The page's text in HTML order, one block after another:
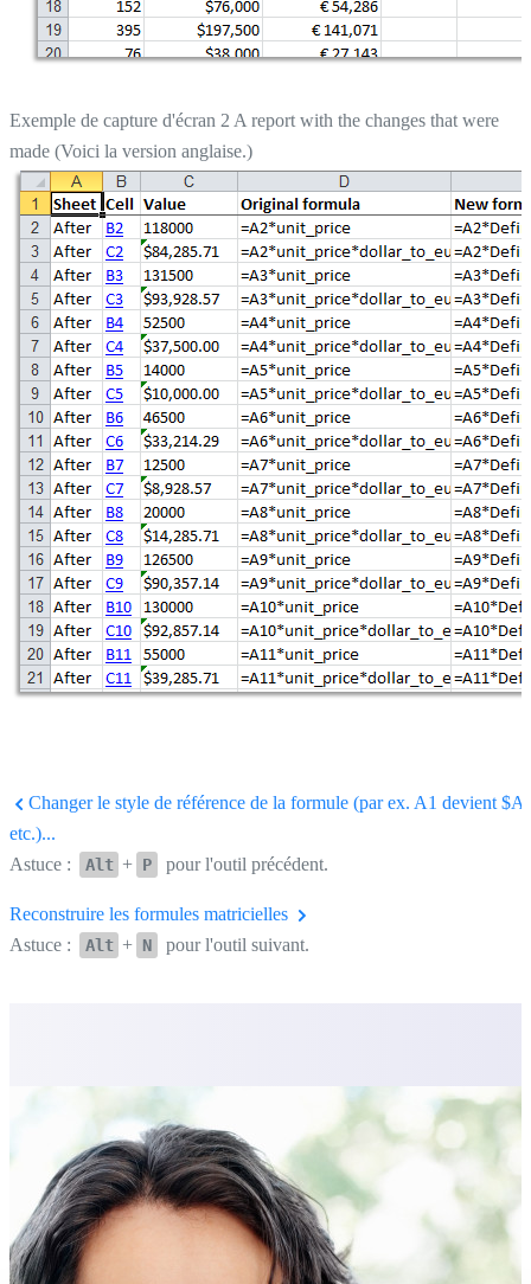
Exemple de capture d'écran 2 A report with the changes that were
made (Voici la version anglaise.)
Changer le style de référence de la formule (par ex. A1 devient
etc.)...
Astuce :
Alt + P pour l'outil précédent.
Reconstruire les formules matricielles
Astuce :
Alt + N pour l'outil suivant.